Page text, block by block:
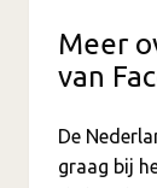
Meer
van
De
graag bij